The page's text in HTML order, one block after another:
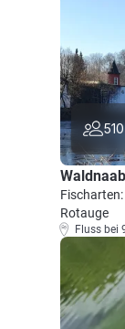
510
Rotauge
Fluss bei